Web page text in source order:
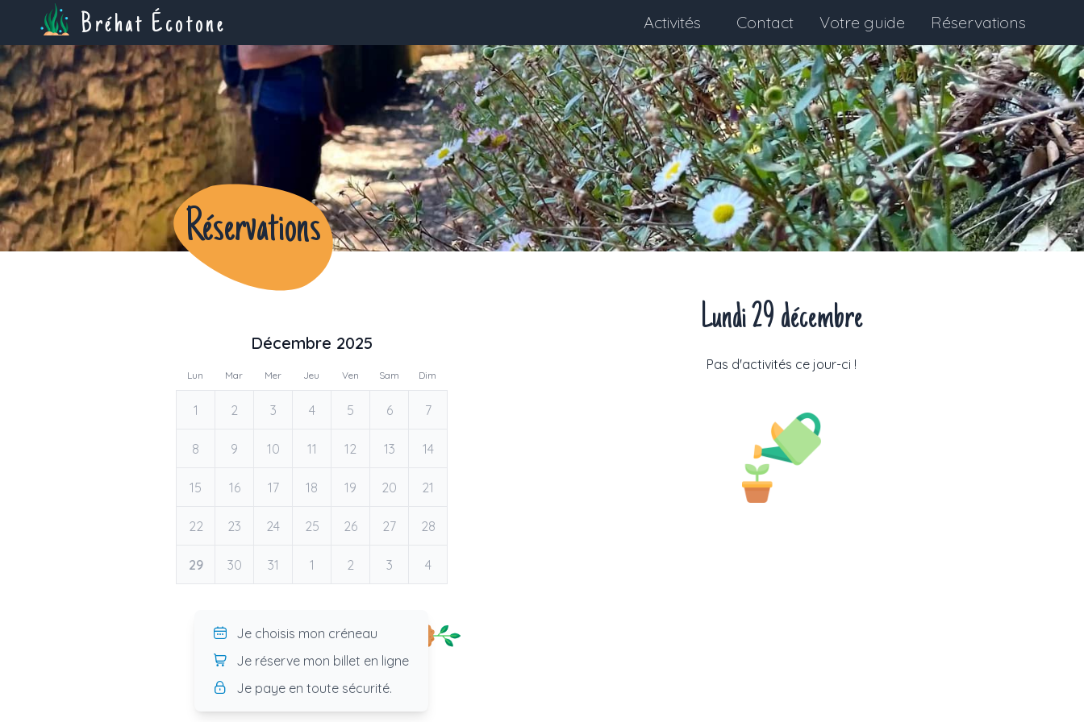
Bréhat Écotone Activités Contact Votre guide Réservations
Réservations
Previous monthDécembre 2025
Lun Mar Mer Jeu Ven Sam Dim
1 2 3 4 5 6 7
8 9 10 11 12 13 14
15 16 17 18 19 20 21
22 23 24 25 26 27 28
29 30 31 1 2 3 4
Je choisis mon créneau
Je réserve mon billet en ligne
Je paye en toute sécurité.
Lundi 29 décembre
Pas d'activités ce jour-ci !